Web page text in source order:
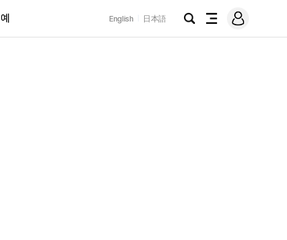
English 日本語
검
전
메
그